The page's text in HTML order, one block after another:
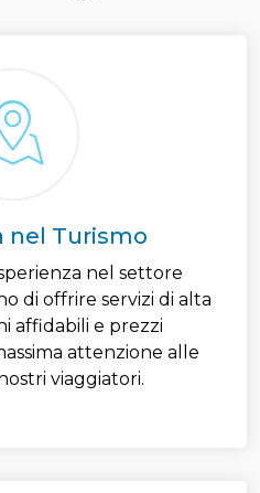
nel Turismo
nel settore
di offrire servizi di alta
affidabili e prezzi
attenzione alle
viaggiatori.